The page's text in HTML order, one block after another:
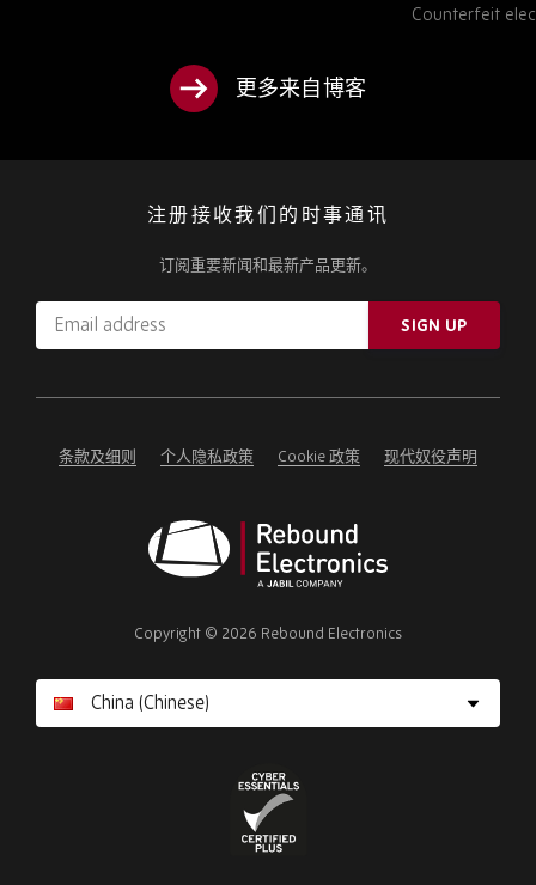
TO KNOW
Counterfeit
更多来自博客
注册接收我们的时事通讯
订阅重要新闻和最新产品更新。
Email
address
ignore
field
SIGN UP
条款及细则 个人隐私政策 Cookie 政策 现代奴役声明
Electronics
Copyright © 2026 Rebound Electronics